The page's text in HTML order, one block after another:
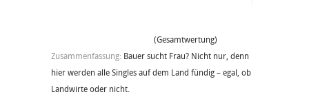
(Gesamtwertung)
Zusammenfassung: Bauer sucht Frau? Nicht nur, denn
hier werden alle Singles auf dem Land fündig – egal, ob
Landwirte oder nicht.